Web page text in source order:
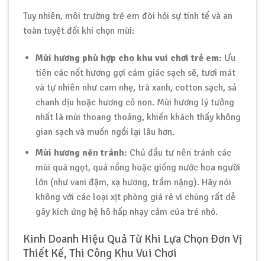
Tuy nhiên, môi trường trẻ em đòi hỏi sự tinh tế và an
toàn tuyệt đối khi chọn mùi:
Mùi hương phù hợp cho khu vui chơi trẻ em: Ưu
tiên các nốt hương gợi cảm giác sạch sẽ, tươi mát
và tự nhiên như cam nhẹ, trà xanh, cotton sạch, sả
chanh dịu hoặc hương cỏ non. Mùi hương lý tưởng
nhất là mùi thoang thoảng, khiến khách thấy không
gian sạch và muốn ngồi lại lâu hơn.
Mùi hương nên tránh: Chủ đầu tư nên tránh các
mùi quá ngọt, quá nồng hoặc giống nước hoa người
lớn (như vani đậm, xạ hương, trầm nặng). Hãy nói
không với các loại xịt phòng giá rẻ vì chúng rất dễ
gây kích ứng hệ hô hấp nhạy cảm của trẻ nhỏ.
Kinh Doanh Hiệu Quả Từ Khi Lựa Chọn Đơn Vị
Thiết Kế, Thi Công Khu Vui Chơi